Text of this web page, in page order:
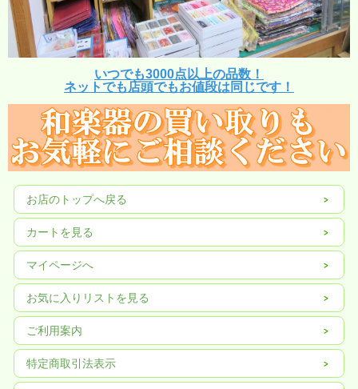
いつでも3000点以上の品数！
ネットでも店頭でもお値段は同じです！
お店のトップへ戻る
カートを見る
マイページへ
お気に入りリストを見る
ご利用案内
特定商取引法表示